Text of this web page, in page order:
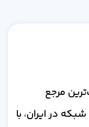
مرجع
در ایران، با